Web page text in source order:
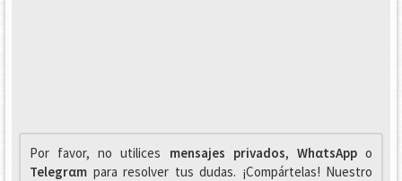
Por favor, no utilices mensajes privados, WhαtsAppo
Telegrαm para resolver tus dudas. ¡Compártelas! Nuestro